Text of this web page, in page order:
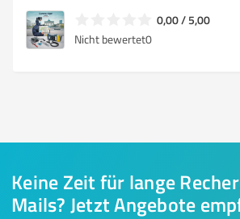
0,00 / 5,00
Nicht bewertet0
Keine Zeit für lange
Mails? Jetzt Angebote